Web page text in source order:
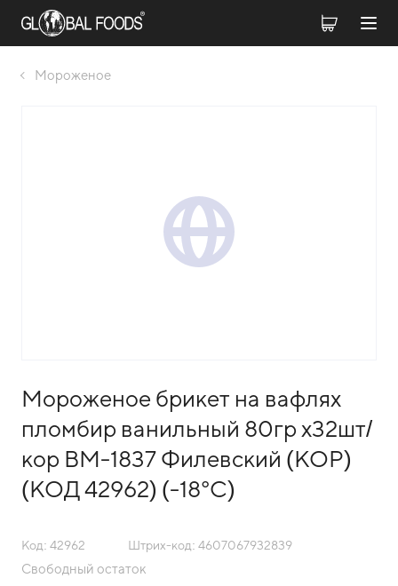
Мороженое
Мороженое брикет на вафлях
пломбир ванильный 80гр х32шт/
кор ВМ-1837 Филевский (КОР)
(КОД 42962) (-18°С)
Код: 42962 Штрих-код: 4607067932839
Свободный остаток